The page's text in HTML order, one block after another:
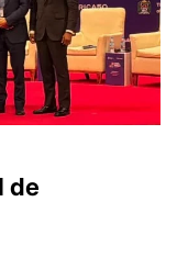
de